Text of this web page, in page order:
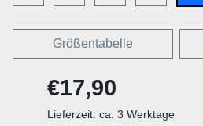
Größentabelle
€17,90
Lieferzeit: ca. 3 Werktage